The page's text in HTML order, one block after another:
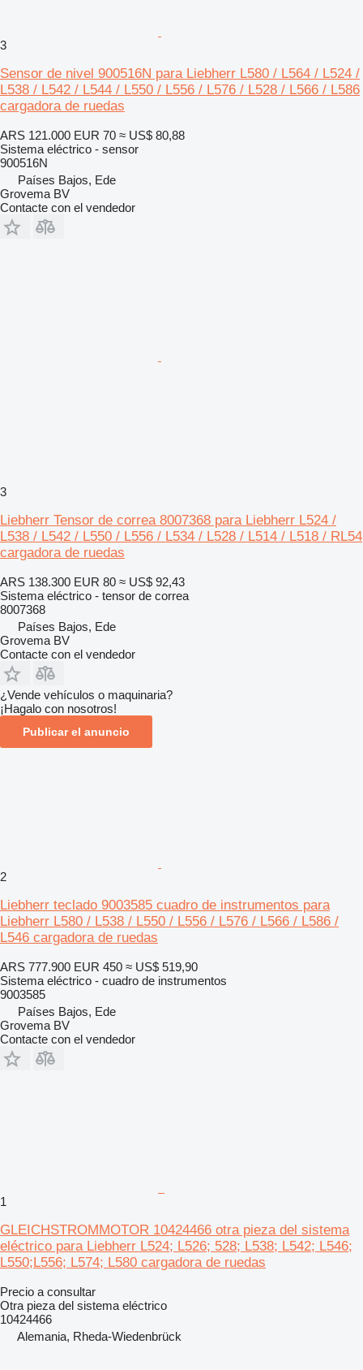
3
Sensor de nivel 900516N para Liebherr L580 / L564 / L524 /
L538 / L542 / L544 / L550 / L556 / L576 / L528 / L566 / L586
cargadora de ruedas
ARS 121.000 EUR 70 ≈ US$ 80,88
Sistema eléctrico - sensor
900516N
Países Bajos, Ede
Grovema BV
Contacte con el vendedor
3
Liebherr Tensor de correa 8007368 para Liebherr L524 /
L538 / L542 / L550 / L556 / L534 / L528 / L514 / L518 / RL54
cargadora de ruedas
ARS 138.300 EUR 80 ≈ US$ 92,43
Sistema eléctrico - tensor de correa
8007368
Países Bajos, Ede
Grovema BV
Contacte con el vendedor
¿Vende vehículos o maquinaria?
¡Hagalo con nosotros!
Publicar el anuncio
2
Liebherr teclado 9003585 cuadro de instrumentos para
Liebherr L580 / L538 / L550 / L556 / L576 / L566 / L586 /
L546 cargadora de ruedas
ARS 777.900 EUR 450 ≈ US$ 519,90
Sistema eléctrico - cuadro de instrumentos
9003585
Países Bajos, Ede
Grovema BV
Contacte con el vendedor
1
GLEICHSTROMMOTOR 10424466 otra pieza del sistema
eléctrico para Liebherr L524; L526; 528; L538; L542; L546;
L550;L556; L574; L580 cargadora de ruedas
Precio a consultar
Otra pieza del sistema eléctrico
10424466
Alemania, Rheda-Wiedenbrück